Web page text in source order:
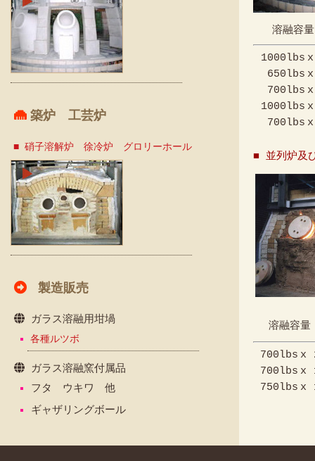
築炉 工芸炉
■ 硝子溶解炉 徐冷炉 グロリーホール
製造販売
ガラス溶融用坩堝
各種ルツボ
ガラス溶融窯付属品
フタ ウキワ 他
ギャザリングボール
溶融容量
1000lbs x
650lbs x
700lbs x
1000lbs x
700lbs x
■ 並列炉及
溶融容量
700lbs x
700lbs x
750lbs x